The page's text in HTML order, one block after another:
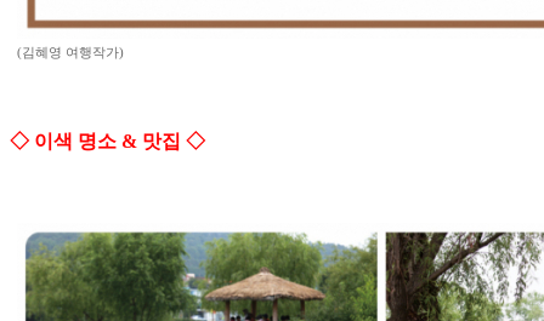
(김혜영 여행작가)
◇ 이색 명소 & 맛집 ◇